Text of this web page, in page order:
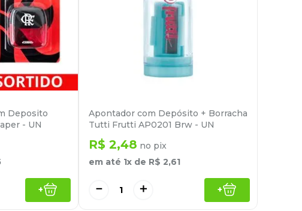
Deposito
- UN
+
Apontador com Depósito + Borracha
Tutti Frutti AP0201 Brw - UN
R$ 2,48 no pix
em até 1x de R$ 2,61
＋
－ +